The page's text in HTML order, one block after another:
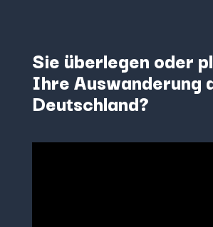
Sie überlegen oder
Ihre Auswanderung
Deutschland?